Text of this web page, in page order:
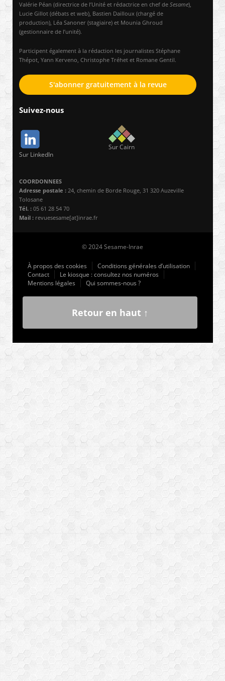
Valérie Péan (directrice de l’Unité et rédactrice en chef de Sesame),
Lucie Gillot (débats et web), Bastien Dailloux (chargé de
production), Léa Sanoner (stagiaire) et Mounia Ghroud
(gestionnaire de l’unité).
Participent également à la rédaction les journalistes Stéphane
Thépot, Yann Kerveno, Christophe Tréhet et Romane Gentil.
S'abonner gratuitement à la revue
Suivez-nous
Sur LinkedIn
Sur Cairn
COORDONNEES
Adresse postale : 24, chemin de Borde Rouge, 31 320 Auzeville
Tolosane
Tél. : 05 61 28 54 70
Mail : revuesesame[at]inrae.fr
© 2024 Sesame-Inrae
À propos des cookies
Conditions générales d’utilisation
Contact
Le kiosque : consultez nos numéros
Mentions légales
Qui sommes-nous ?
Retour en haut ↑